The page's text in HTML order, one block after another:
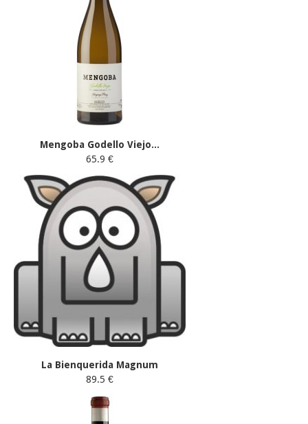
Mengoba Godello Viejo...
65.9 €
La Bienquerida Magnum
89.5 €